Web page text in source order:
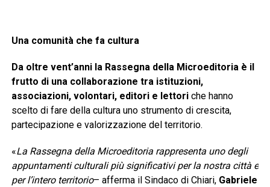
Una comunità che fa cultura
Da oltre vent’anni la Rassegna della Microeditoria è il
frutto di una collaborazione tra istituzioni,
associazioni, volontari, editori e lettoriche hanno
scelto di fare della cultura uno strumento di crescita,
partecipazione e valorizzazione del territorio.
«La Rassegna della Microeditoria rappresenta uno degli
appuntamenti culturali più significativi per la nostra città e
per l’intero territorio– afferma il Sindaco di Chiari, Gabriele